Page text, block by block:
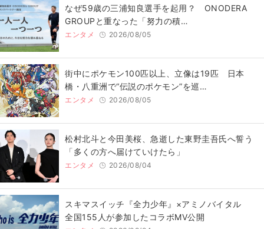
なぜ59歳の三浦知良選手を起用？ ONODERA
GROUPと重なった「努力の積…
エンタメ 2026/08/05
街中にポケモン100匹以上、立像は19匹 日本
橋・八重洲で“伝説のポケモン”を巡…
エンタメ 2026/08/05
松村北斗と今田美桜、急逝した東野圭吾氏へ誓う
「多くの方へ届けていけたら」
エンタメ 2026/08/04
スキマスイッチ『全力少年』×アミノバイタル
全国155人が参加したコラボMV公開